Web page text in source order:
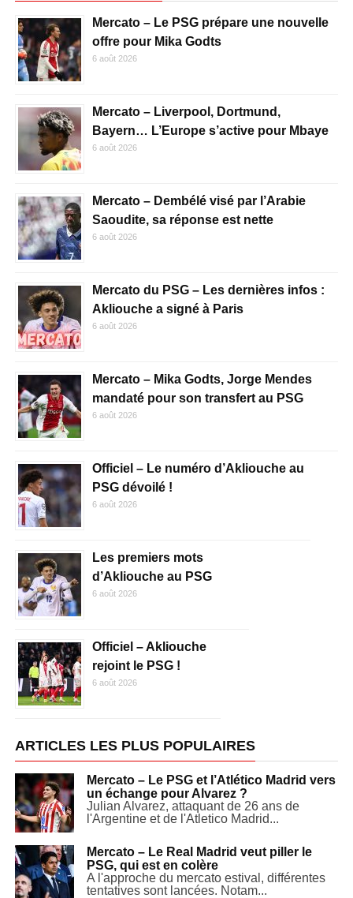
Mercato – Le PSG prépare une nouvelle
offre pour Mika Godts
6 août 2026
Mercato – Liverpool, Dortmund,
Bayern… L’Europe s’active pour Mbaye
6 août 2026
Mercato – Dembélé visé par l’Arabie
Saoudite, sa réponse est nette
6 août 2026
Mercato du PSG – Les dernières infos :
Akliouche a signé à Paris
6 août 2026
Mercato – Mika Godts, Jorge Mendes
mandaté pour son transfert au PSG
6 août 2026
Officiel – Le numéro d’Akliouche au
PSG dévoilé !
6 août 2026
Les premiers mots
d’Akliouche au PSG
6 août 2026
Officiel – Akliouche
rejoint le PSG !
6 août 2026
ARTICLES LES PLUS POPULAIRES
Mercato – Le PSG et l’Atlético Madrid vers
un échange pour Alvarez ?
Julian Alvarez, attaquant de 26 ans de
l'Argentine et de l'Atletico Madrid...
Mercato – Le Real Madrid veut piller le
PSG, qui est en colère
A l'approche du mercato estival, différentes
tentatives sont lancées. Notam...